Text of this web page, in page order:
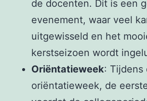
de docenten. Dit is een
evenement, waar veel
uitgewisseld en het
kerstseizoen wordt
Oriëntatieweek: Tijdens
oriëntatieweek, de